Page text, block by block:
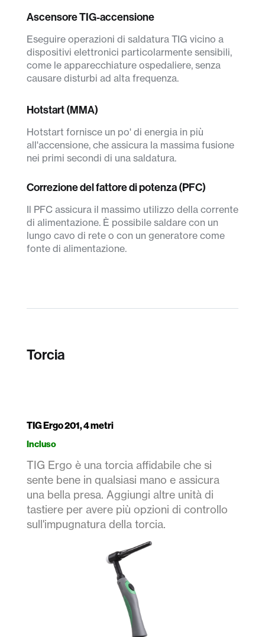
Ascensore TIG-accensione
Eseguire operazioni di saldatura TIG vicino a
dispositivi elettronici particolarmente sensibili,
come le apparecchiature ospedaliere, senza
causare disturbi ad alta frequenza.
Hotstart (MMA)
Hotstart fornisce un po' di energia in più
all'accensione, che assicura la massima fusione
nei primi secondi di una saldatura.
Correzione del fattore di potenza (PFC)
Il PFC assicura il massimo utilizzo della corrente
di alimentazione. È possibile saldare con un
lungo cavo di rete o con un generatore come
fonte di alimentazione.
Torcia
TIG Ergo 201, 4 metri
Incluso
TIG Ergo è una torcia affidabile che si
sente bene in qualsiasi mano e assicura
una bella presa. Aggiungi altre unità di
tastiere per avere più opzioni di controllo
sull'impugnatura della torcia.